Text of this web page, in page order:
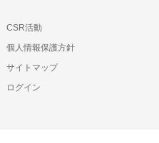
CSR活動
個人情報保護方針
サイトマップ
ログイン